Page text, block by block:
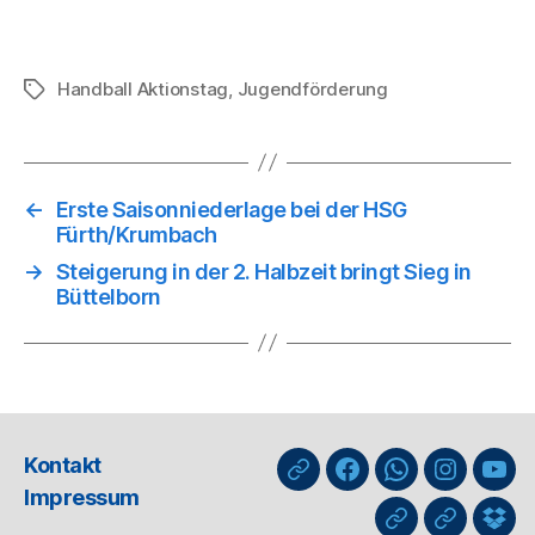
Schlagwörter
Handball Aktionstag Jugendförderung
←
Erste Saisonniederlage bei der HSG
Fürth/Krumbach
→ Steigerung in der 2. Halbzeit bringt Sieg in
Büttelborn
Kontakt
Impressum
nuLigaFacebookWhatsApp-
Kanal